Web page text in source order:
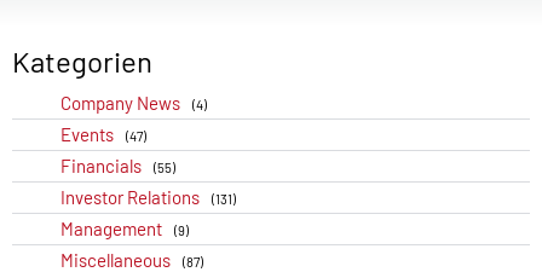
Kategorien
Company News (4)
Events (47)
Financials (55)
Investor Relations (131)
Management (9)
Miscellaneous (87)